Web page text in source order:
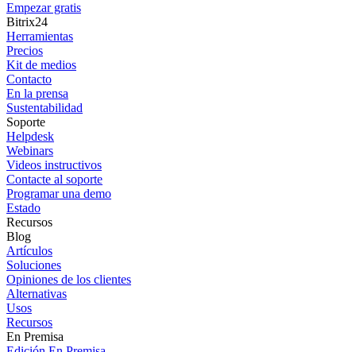
Empezar gratis
Bitrix24
Herramientas
Precios
Kit de medios
Contacto
En la prensa
Sustentabilidad
Soporte
Helpdesk
Webinars
Videos instructivos
Contacte al soporte
Programar una demo
Estado
Recursos
Blog
Artículos
Soluciones
Opiniones de los clientes
Alternativas
Usos
Recursos
En Premisa